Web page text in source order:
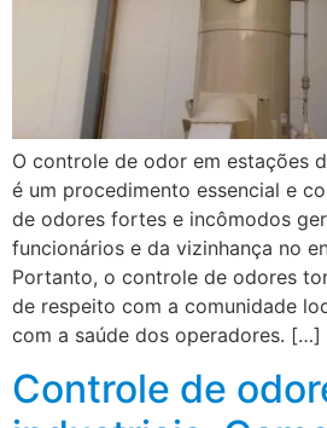
O controle de odor em estações
é um procedimento essencial e
de odores fortes e incômodos
funcionários e da vizinhança no
Portanto, o controle de odores
de respeito com a comunidade
com a saúde dos operadores. […]
Controle de